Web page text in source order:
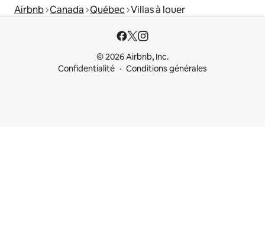
Airbnb Canada Québec Villas à louer
© 2026 Airbnb, Inc.
Confidentialité
Conditions générales